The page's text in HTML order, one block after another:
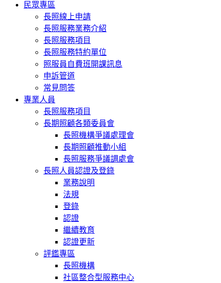
民眾專區
長照線上申請
長照服務業務介紹
長照服務項目
長照服務特約單位
照服員自費班開課訊息
申訴管道
常見問答
專業人員
長照服務項目
長期照顧各類委員會
長照機構爭議處理會
長期照顧推動小組
長照服務爭議調處會
長照人員認證及登錄
業務說明
法規
登錄
認證
繼續教育
認證更新
評鑑專區
長照機構
社區整合型服務中心